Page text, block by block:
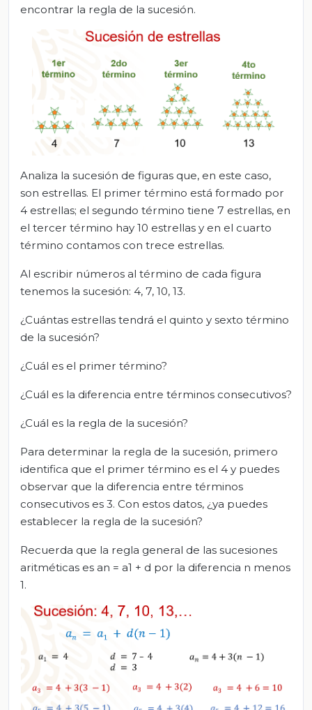
encontrar la regla de la sucesión.
Analiza la sucesión de figuras que, en este caso,
son estrellas. El primer término está formado por
4 estrellas; el segundo término tiene 7 estrellas, en
el tercer término hay 10 estrellas y en el cuarto
término contamos con trece estrellas.
Al escribir números al término de cada figura
tenemos la sucesión: 4, 7, 10, 13.
¿Cuántas estrellas tendrá el quinto y sexto término
de la sucesión?
¿Cuál es el primer término?
¿Cuál es la diferencia entre términos consecutivos?
¿Cuál es la regla de la sucesión?
Para determinar la regla de la sucesión, primero
identifica que el primer término es el 4 y puedes
observar que la diferencia entre términos
consecutivos es 3. Con estos datos, ¿ya puedes
establecer la regla de la sucesión?
Recuerda que la regla general de las sucesiones
aritméticas es an = a1 + d por la diferencia n menos
1.